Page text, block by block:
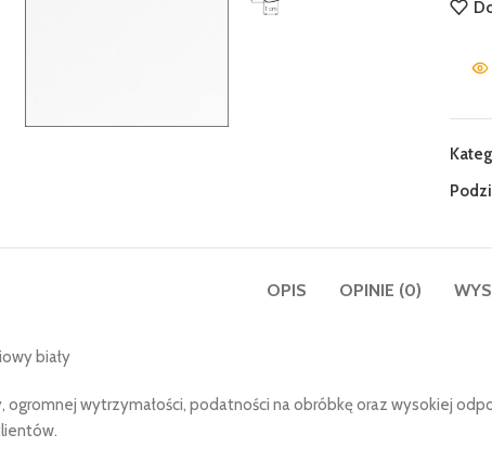
OPIS OPINIE (0)
biały
ogromnej wytrzymałości, podatności na obróbkę oraz wysokiej